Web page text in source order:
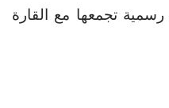
أول قمة رسمية تجمعها مع القارة